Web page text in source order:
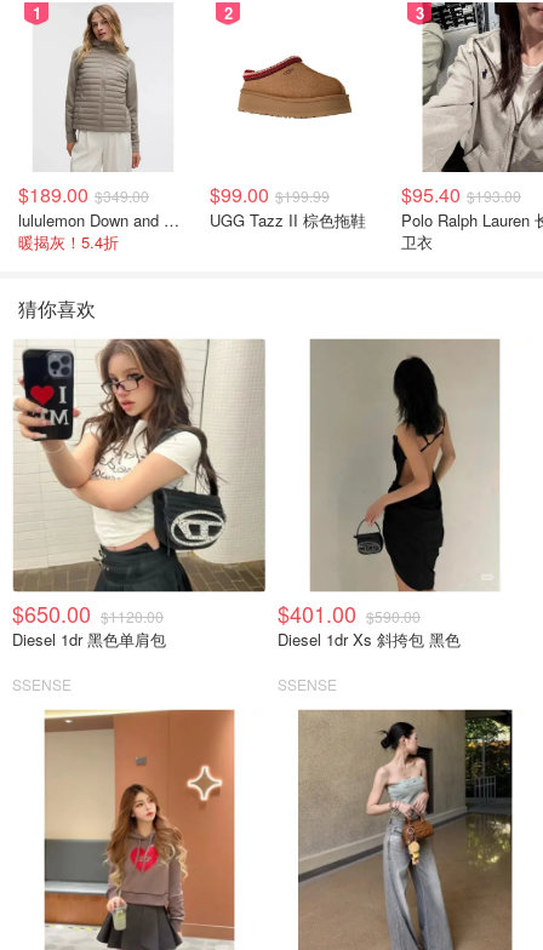
1
$189.00 $349.00
lululemon Down and Around 羽绒夹克
暖揭灰！5.4折
2
$99.00 $199.99
UGG Tazz II 棕色拖鞋
3
$95.40 $193.00
Polo Ralph Lauren
卫衣
猜你喜欢
$650.00 $1120.00
Diesel 1dr 黑色单肩包
SSENSE
$401.00 $590.00
Diesel 1dr Xs 斜挎包 黑色
SSENSE